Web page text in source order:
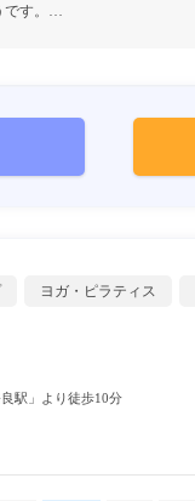
です。…
ヨガ・ピラティス
駅」より徒歩10分